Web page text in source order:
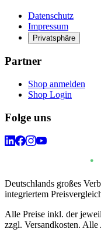
Datenschutz
Impressum
Privatsphäre
Partner
Shop anmelden
Shop Login
Folge uns
Deutschlands großes
integriertem
Alle Preise inkl. der
zzgl. Versandkosten.